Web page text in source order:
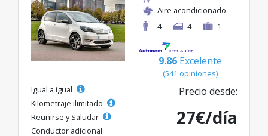
Aire acondicionado
4
4 1
9.86 Excelente
(541 opiniones)
Igual a igual
Kilometraje ilimitado
Reunirse y Saludar
Conductor adicional
Precio desde:
27€/día